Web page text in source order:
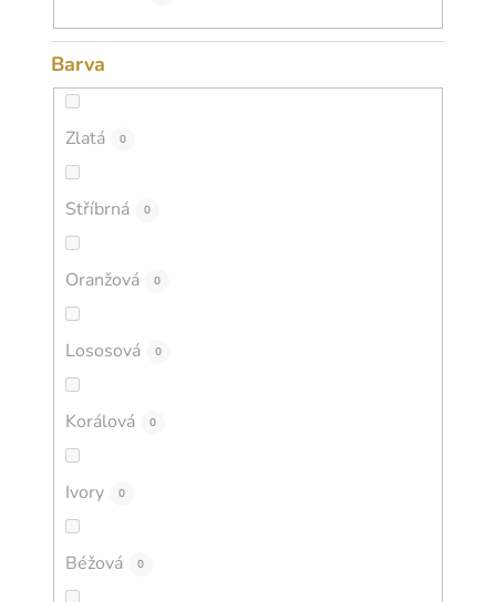
ůBarva
Zlatá 0
Stříbrná 0
Oranžová 0
Lososová 0
Korálová 0
Ivory 0
Béžová 0